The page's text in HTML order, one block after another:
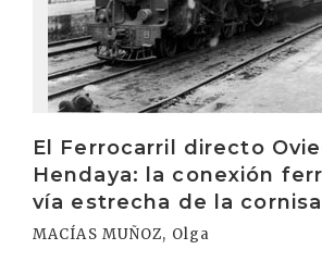
El Ferrocarril directo
Hendaya: la conexión
vía estrecha de la
MACÍAS MUÑOZ, Olga